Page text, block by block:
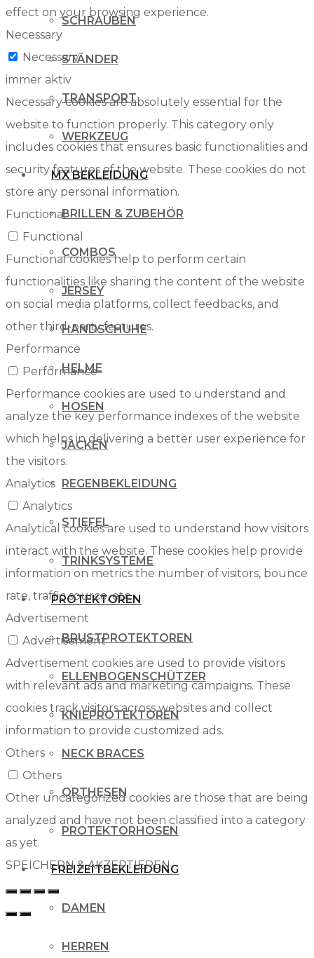
SCHRAUBEN
STÄNDER
TRANSPORT
WERKZEUG
MX BEKLEIDUNG
BRILLEN & ZUBEHÖR
COMBOS
JERSEY
HANDSCHUHE
HELME
HOSEN
JACKEN
REGENBEKLEIDUNG
STIEFEL
TRINKSYSTEME
PROTEKTOREN
BRUSTPROTEKTOREN
ELLENBOGENSCHÜTZER
KNIEPROTEKTOREN
NECK BRACES
ORTHESEN
PROTEKTORHOSEN
FREIZEITBEKLEIDUNG
DAMEN
HERREN
effect on your browsing experience.
Necessary
Necessary
immer aktiv
Necessary cookies are absolutely essential for the
website to function properly. This category only
includes cookies that ensures basic functionalities and
security features of the website. These cookies do not
store any personal information.
Functional
Functional
Functional cookies help to perform certain
functionalities like sharing the content of the website
on social media platforms, collect feedbacks, and
other third-party features.
Performance
Performance
Performance cookies are used to understand and
analyze the key performance indexes of the website
which helps in delivering a better user experience for
the visitors.
Analytics
Analytics
Analytical cookies are used to understand how visitors
interact with the website. These cookies help provide
information on metrics the number of visitors, bounce
rate, traffic source, etc.
Advertisement
Advertisement
Advertisement cookies are used to provide visitors
with relevant ads and marketing campaigns. These
cookies track visitors across websites and collect
information to provide customized ads.
Others
Others
Other uncategorized cookies are those that are being
analyzed and have not been classified into a category
as yet.
SPEICHERN & AKZEPTIEREN